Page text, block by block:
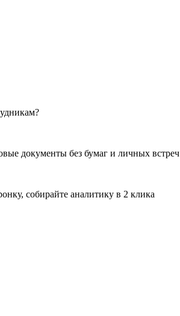
документы без бумаг и личных встреч
собирайте аналитику в 2 клика